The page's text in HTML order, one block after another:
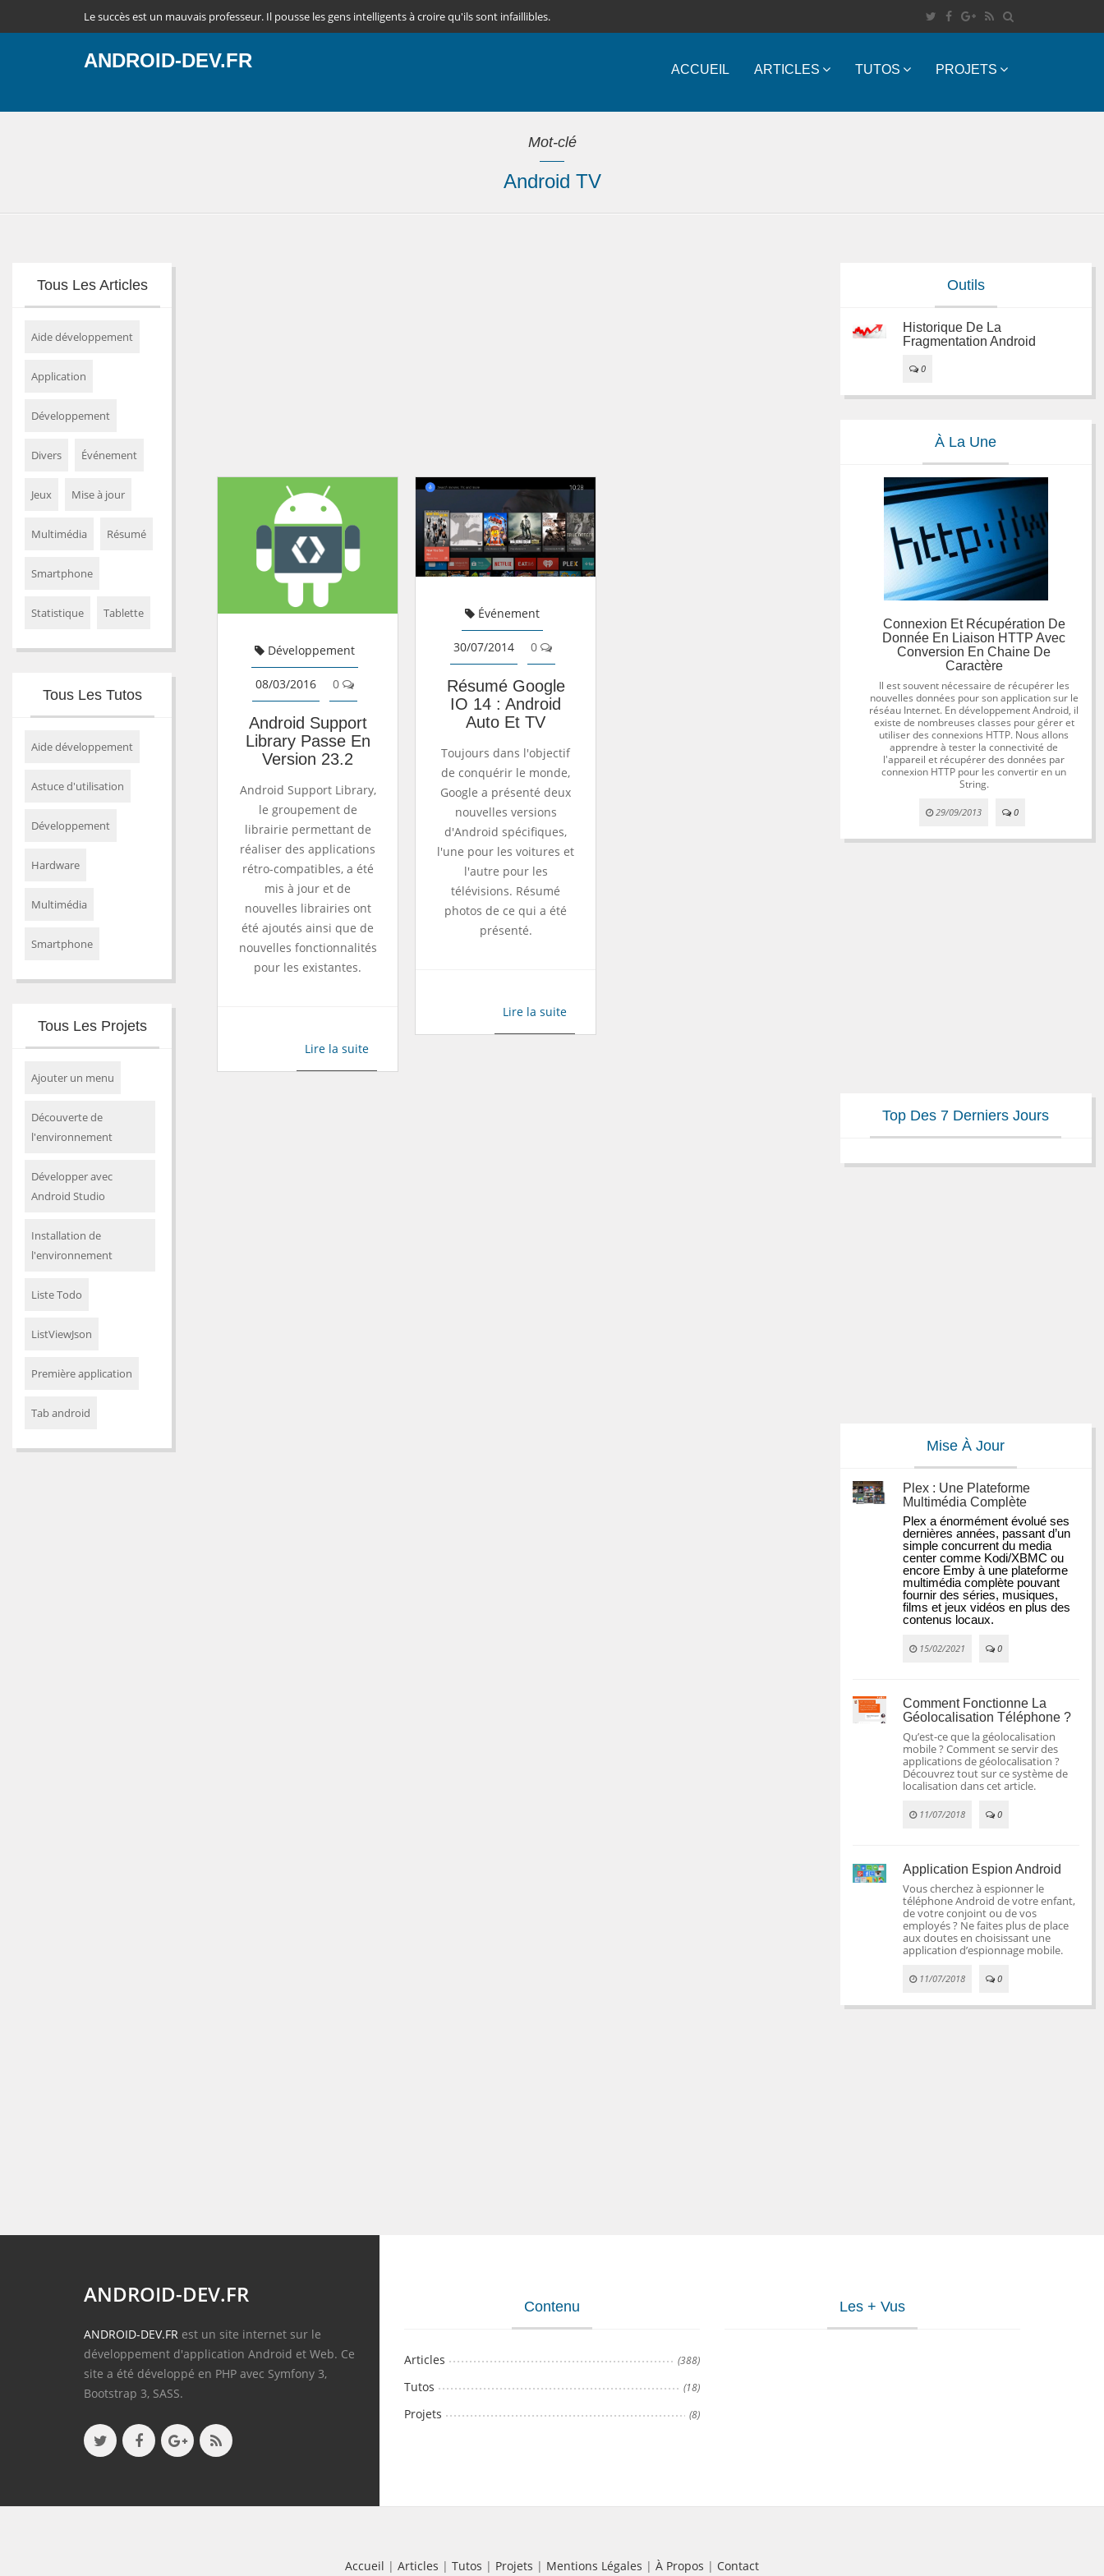
Le succès est un mauvais professeur. Il pousse les gens intelligents à croire qu'ils sont infaillibles.
ANDROID-DEV.FR ACCUEIL ARTICLES TUTOS PROJETS
Mot-clé
Android TV
Tous Les Articles
Aide développement
Application
Développement
Divers Événement
Jeux Mise à jour
Multimédia Résumé
Smartphone
Statistique Tablette
Tous Les Tutos
Aide développement
Astuce d'utilisation
Développement
Hardware
Multimédia
Smartphone
Tous Les Projets
Ajouter un menu
Découverte de
l'environnement
Développer avec
Android Studio
Installation de
l'environnement
Liste Todo
ListViewJson
Première application
Tab android
Développement
08/03/2016 0
Android Support
Library Passe En
Version 23.2
Android Support Library,
le groupement de
librairie permettant de
réaliser des applications
rétro-compatibles, a été
mis à jour et de
nouvelles librairies ont
été ajoutés ainsi que de
nouvelles fonctionnalités
pour les existantes.
Lire la suite
Événement
30/07/2014 0
Résumé Google
IO 14 : Android
Auto Et TV
Toujours dans l'objectif
de conquérir le monde,
Google a présenté deux
nouvelles versions
d'Android spécifiques,
l'une pour les voitures et
l'autre pour les
télévisions. Résumé
photos de ce qui a été
présenté.
Lire la suite
Outils
Historique De La
Fragmentation Android
0
À La Une
Connexion Et Récupération De
Donnée En Liaison HTTP Avec
Conversion En Chaine De
Caractère
Il est souvent nécessaire de récupérer les
nouvelles données pour son application sur le
réséau Internet. En développement Android, il
existe de nombreuses classes pour gérer et
utiliser des connexions HTTP. Nous allons
apprendre à tester la connectivité de
l'appareil et récupérer des données par
connexion HTTP pour les convertir en un
String.
29/09/2013 0
Top Des 7 Derniers Jours
Mise À Jour
Plex : Une Plateforme
Multimédia Complète
Plex a énormément évolué ses
dernières années, passant d’un
simple concurrent du media
center comme Kodi/XBMC ou
encore Emby à une plateforme
multimédia complète pouvant
fournir des séries, musiques,
films et jeux vidéos en plus des
contenus locaux.
15/02/2021 0
Comment Fonctionne La
Géolocalisation Téléphone ?
Qu’est-ce que la géolocalisation
mobile ? Comment se servir des
applications de géolocalisation ?
Découvrez tout sur ce système de
localisation dans cet article.
11/07/2018 0
Application Espion Android
Vous cherchez à espionner le
téléphone Android de votre enfant,
de votre conjoint ou de vos
employés ? Ne faites plus de place
aux doutes en choisissant une
application d’espionnage mobile.
11/07/2018 0
ANDROID-DEV.FR
ANDROID-DEV.FR est un site internet sur le
développement d'application Android et Web. Ce
site a été développé en PHP avec Symfony 3,
Bootstrap 3, SASS.
Contenu
Articles (388)
Tutos (18)
Projets (8)
Les + Vus
Accueil | Articles | Tutos | Projets | Mentions Légales | À Propos | Contact